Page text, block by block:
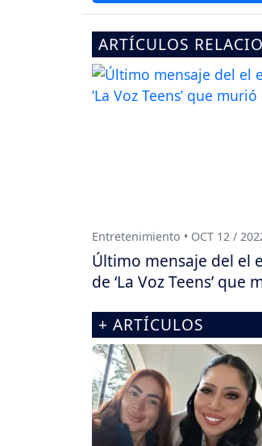
ARTÍCULOS
Entretenimiento • OCT 12 /
Último mensaje del el
de ‘La Voz Teens’ que
+ ARTÍCULOS